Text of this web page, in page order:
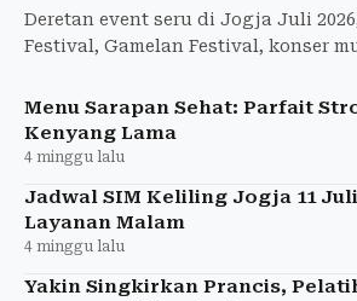
Deretan event seru di Jogja Juli
Festival, Gamelan Festival, konser
Menu Sarapan Sehat: Parfait
Kenyang Lama
4 minggu lalu
Jadwal SIM Keliling Jogja 11 Juli
Layanan Malam
4 minggu lalu
Yakin Singkirkan Prancis,